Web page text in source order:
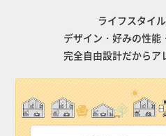
ライフスタイ
デザイン・好みの性能
完全自由設計だからア